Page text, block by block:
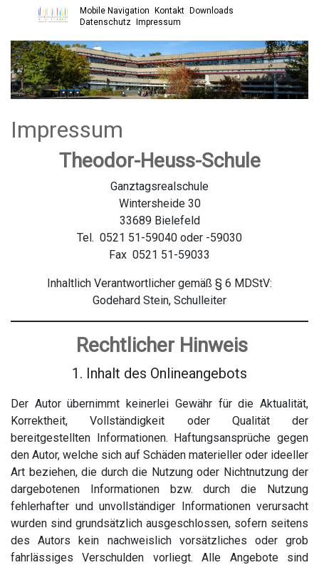
Open main menu
Mobile Navigation Kontakt Downloads
Datenschutz Impressum
Impressum
Theodor-Heuss-Schule
Ganztagsrealschule
Wintersheide 30
33689 Bielefeld
Tel. 0521 51-59040 oder -59030
Fax 0521 51-59033
Inhaltlich Verantwortlicher gemäß § 6 MDStV:
Godehard Stein, Schulleiter
Rechtlicher Hinweis
1. Inhalt des Onlineangebots
Der Autor übernimmt keinerlei Gewähr für die Aktualität,
Korrektheit, Vollständigkeit oder Qualität der
bereitgestellten Informationen. Haftungsansprüche gegen
den Autor, welche sich auf Schäden materieller oder ideeller
Art beziehen, die durch die Nutzung oder Nichtnutzung der
dargebotenen Informationen bzw. durch die Nutzung
fehlerhafter und unvollständiger Informationen verursacht
wurden sind grundsätzlich ausgeschlossen, sofern seitens
des Autors kein nachweislich vorsätzliches oder grob
fahrlässiges Verschulden vorliegt. Alle Angebote sind